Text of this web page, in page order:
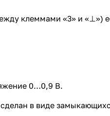
клеммами «3» и «⊥»)
0…0,9 В.
в виде